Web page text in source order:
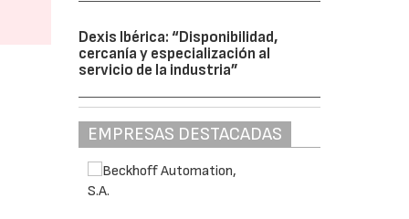
Dexis Ibérica: “Disponibilidad,
cercanía y especialización al
servicio de la industria”
EMPRESAS DESTACADAS